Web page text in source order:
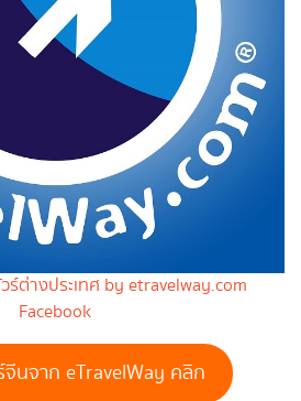
ร์ต่างประเทศ by etravelway.com
Facebook
นจาก eTravelWay คลิก